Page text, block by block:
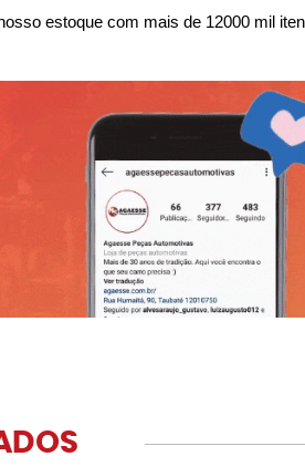
estoque com mais de 12000 mil